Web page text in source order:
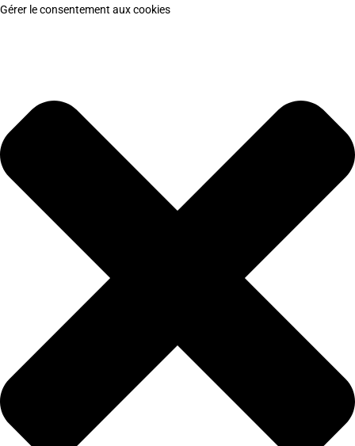
Gérer le consentement aux cookies